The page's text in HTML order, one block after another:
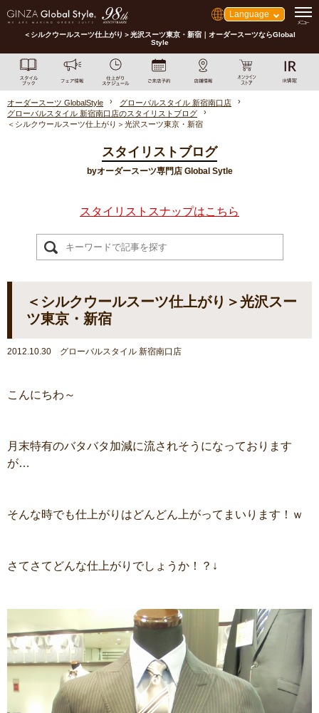
Language
＜シルクウールスーツ仕上がり＞光沢スーツ東京・新宿｜オーダースーツならGlobal
Style
オーダースーツ GlobalStyle
グローバルスタイル 新宿南口店
グローバルスタイル 新宿南口店のスタイリストブログ
＜シルクウールスーツ仕上がり＞光沢スーツ東京・新宿
スタイリストブログ
byオーダースーツ専門店 Global Sytle
スタイリストスナップはこちら
＜シルクウールスーツ仕上がり＞光沢スー
ツ東京・新宿
2012.10.30 グローバルスタイル 新宿南口店
こんにちわ～
月末特有のバタバタ加減に流されそうになっております
が…
そんな時でも仕上がりはどんどん上がってまいります！ｗ
さてさてどんな仕上がりでしょうか！？↓